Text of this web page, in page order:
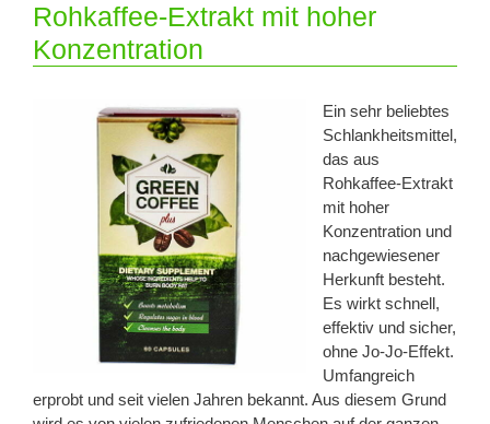
Rohkaffee-Extrakt mit hoher
Konzentration
Ein sehr beliebtes
Schlankheitsmittel,
das aus
Rohkaffee-Extrakt
mit hoher
Konzentration und
nachgewiesener
Herkunft besteht.
Es wirkt schnell,
effektiv und sicher,
ohne Jo-Jo-Effekt.
Umfangreich
erprobt und seit vielen Jahren bekannt. Aus diesem Grund